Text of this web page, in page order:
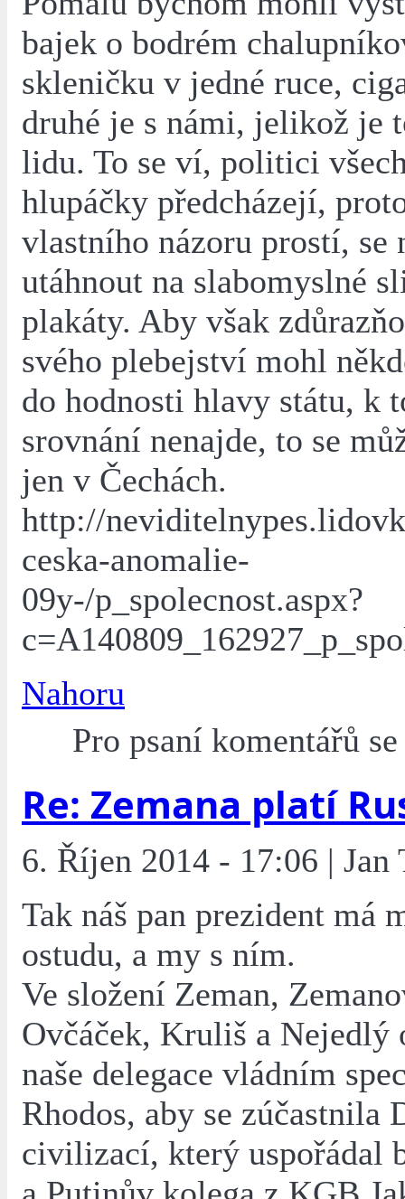
bajek o bodrém
skleničku v jedné ruce,
druhé je s námi, jelikož je
lidu. To se ví, politici
hlupáčky předcházejí,
vlastního názoru prostí, se
utáhnout na slabomyslné
plakáty. Aby však
svého plebejství mohl
do hodnosti hlavy státu, k
srovnání nenajde, to se
jen v Čechách.
http://
ceska-anomalie-
09y-/p_spolecnost.aspx?
Nahoru
Pro psaní komentářů
Re: Zemana platí
6. Říjen 2014 - 17:06 | Jan
Tak náš pan prezident má
ostudu, a my s ním.
Ve složení Zeman,
Ovčáček, Kruliš a Nejedlý
naše delegace vládním
Rhodos, aby se zúčastnila
civilizací, který uspořádal